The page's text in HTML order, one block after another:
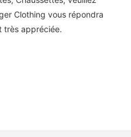
Clothing vous répondra
très appréciée.